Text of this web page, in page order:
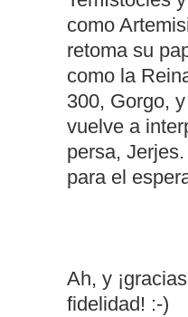
como
retoma su
como la
300, Gorgo, y
vuelve a
persa,
para el
Ah, y
fidelidad! :-)